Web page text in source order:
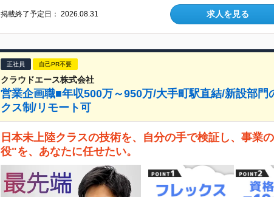
掲載終了予定日：2026.08.31 求人を見る
正社員 自己PR不要
クラウドエース株式会社
営業企画職■年収500万～950万/大手町駅直結/新設部門
クス制/リモート可
日本未上陸クラスの技術を、自分の手で検証し、事業
役"を、あなたに任せたい。